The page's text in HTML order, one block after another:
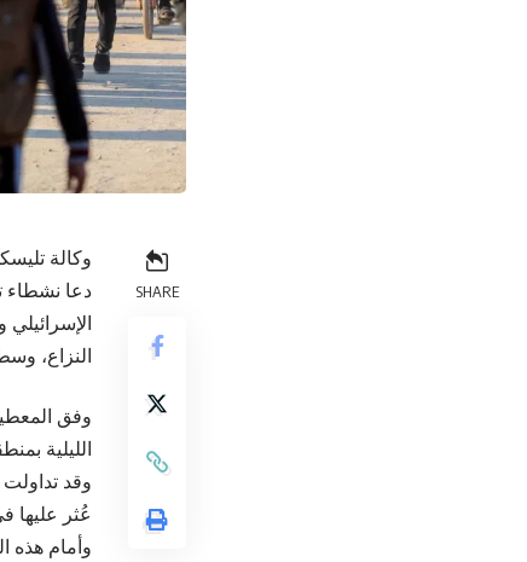
SHARE
وكالة
دعا نشطاء
النزاع،
وفق
وقد
عُثر عليها
وأمام هذه